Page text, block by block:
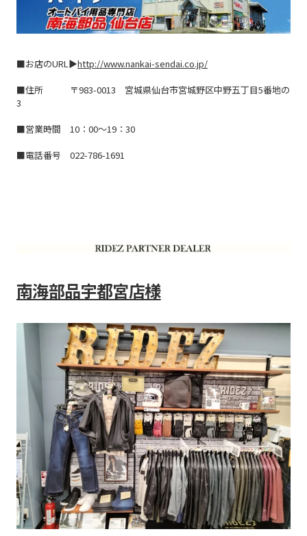
■お店のURL▶http://www.nankai-sendai.co.jp/
■住所 〒983-0013 宮城県仙台市宮城野区中野五丁目5番地の
3
■営業時間 10：00～19：30
■電話番号 022-786-1691
南海部品宇都宮店様